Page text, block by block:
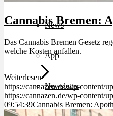
News
App
Newsletter
Cannabis Bremen:
Das Cannabis Bremen Gesetz
welche Kosten anfallen.
Weiterlesen
https://cannazen.de/wp-content/
https://cannazen.de/wp-content/
09:54:39Cannabis Bremen: